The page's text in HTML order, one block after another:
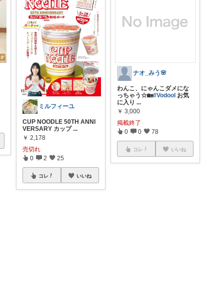
ミルフィーユ
CUP NOODLE 50TH ANNI
VERSARY カップ ...
￥ 2,178
売切れ
0 2 25
コレ いいね
ナオ_みう🌸
わんこ、にゃんこダメにな
っちゃう☆🏡#Vodool お気
に入り ...
￥ 3,000
掲載終了
0 0 78
コレ いいね